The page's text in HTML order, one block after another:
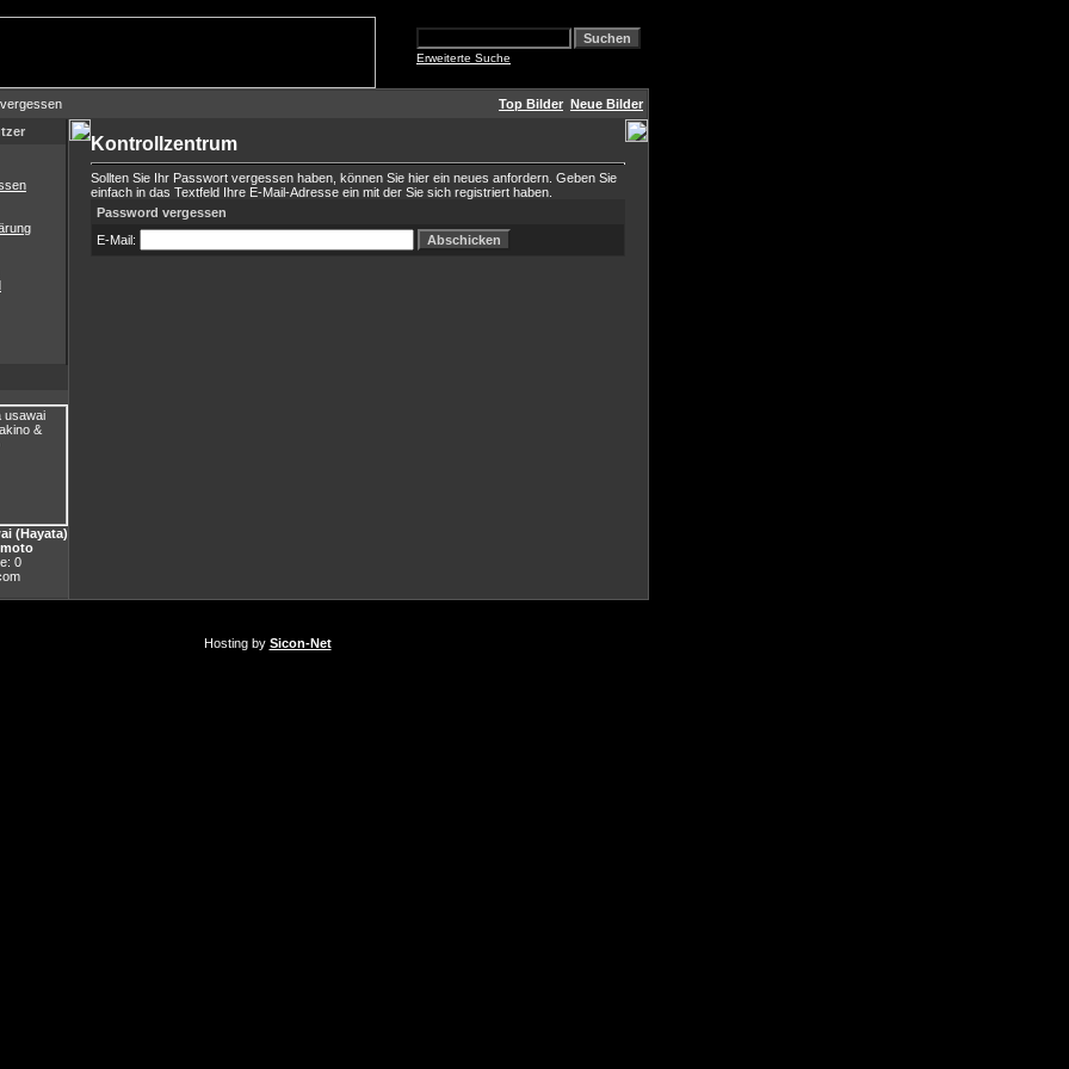
Erweiterte Suche
Top Bilder Neue Bilder
(Hayata)
0
Kontrollzentrum
Sollten Sie Ihr Passwort vergessen haben, können Sie hier ein neues anfordern. Geben Sie
einfach in das Textfeld Ihre E-Mail-Adresse ein mit der Sie sich registriert haben.
Password vergessen
E-Mail:
Hosting by Sicon-Net